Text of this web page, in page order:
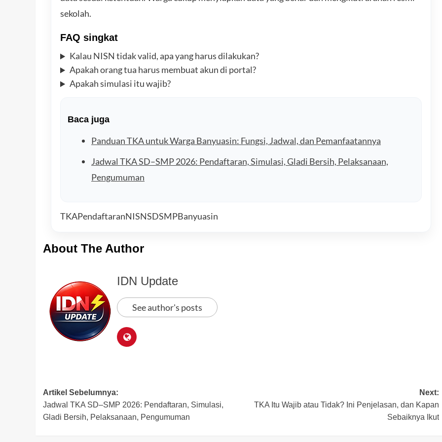
sekolah.
FAQ singkat
Kalau NISN tidak valid, apa yang harus dilakukan?
Apakah orang tua harus membuat akun di portal?
Apakah simulasi itu wajib?
Baca juga
Panduan TKA untuk Warga Banyuasin: Fungsi, Jadwal, dan Pemanfaatannya
Jadwal TKA SD–SMP 2026: Pendaftaran, Simulasi, Gladi Bersih, Pelaksanaan,
Pengumuman
TKAPendaftaranNISNSDSMPBanyuasin
About The Author
IDN Update
See author's posts
Post
navigation
Artikel Sebelumnya:
Jadwal TKA SD–SMP 2026: Pendaftaran, Simulasi,
Gladi Bersih, Pelaksanaan, Pengumuman
Next:
TKA Itu Wajib atau Tidak? Ini Penjelasan, dan Kapan
Sebaiknya Ikut